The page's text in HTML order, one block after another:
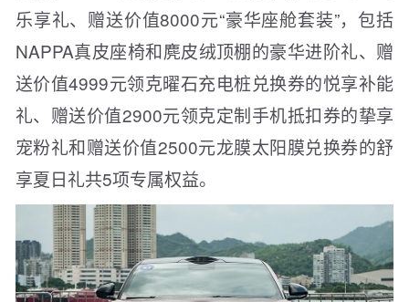
乐享礼、赠送价值8000元“豪华座舱套装”，包括
NAPPA真皮座椅和麂皮绒顶棚的豪华进阶礼、赠
送价值4999元领克曜石充电桩兑换券的悦享补能
礼、赠送价值2900元领克定制手机抵扣券的挚享
宠粉礼和赠送价值2500元龙膜太阳膜兑换券的舒
享夏日礼共5项专属权益。